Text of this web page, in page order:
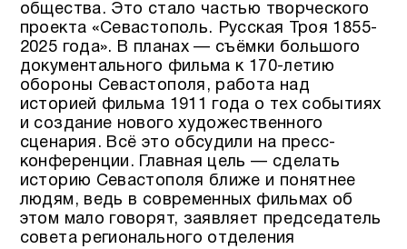
общества. Это стало частью творческого
проекта «Севастополь. Русская Троя 1855-
2025 года». В планах — съёмки большого
документального фильма к 170-летию
обороны Севастополя, работа над
историей фильма 1911 года о тех событиях
и создание нового художественного
сценария. Всё это обсудили на пресс-
конференции. Главная цель — сделать
историю Севастополя ближе и понятнее
людям, ведь в современных фильмах об
этом мало говорят, заявляет председатель
совета регионального отделения